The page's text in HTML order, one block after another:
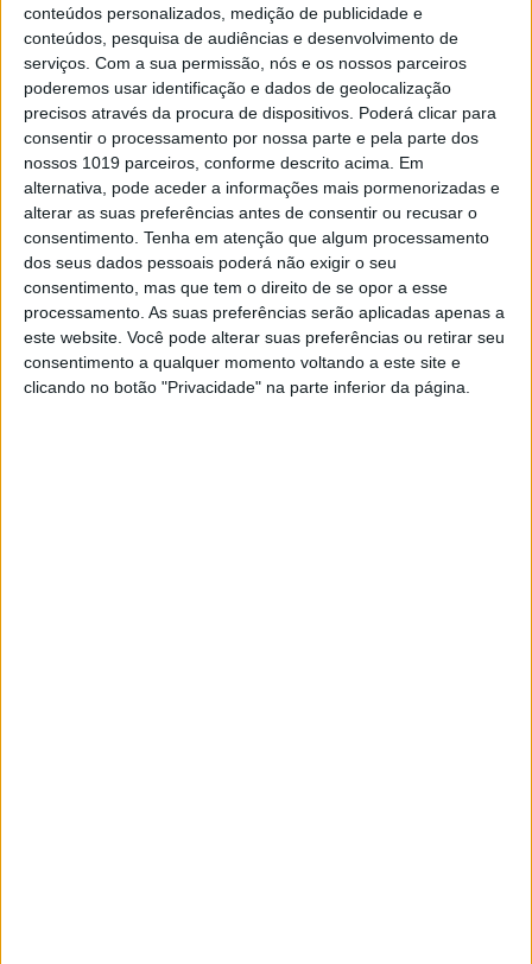
conteúdos personalizados, medição de publicidade e
conteúdos, pesquisa de audiências e desenvolvimento de
serviços. Com a sua permissão, nós e os nossos parceiros
poderemos usar identificação e dados de geolocalização
precisos através da procura de dispositivos. Poderá clicar para
consentir o processamento por nossa parte e pela parte dos
nossos 1019 parceiros, conforme descrito acima. Em
alternativa, pode aceder a informações mais pormenorizadas e
alterar as suas preferências antes de consentir ou recusar o
consentimento. Tenha em atenção que algum processamento
dos seus dados pessoais poderá não exigir o seu
consentimento, mas que tem o direito de se opor a esse
processamento. As suas preferências serão aplicadas apenas a
este website. Você pode alterar suas preferências ou retirar seu
consentimento a qualquer momento voltando a este site e
clicando no botão "Privacidade" na parte inferior da página.
Província de Tarragona, e na qual tivemos o
privilégio de participar.
Continuar a ler